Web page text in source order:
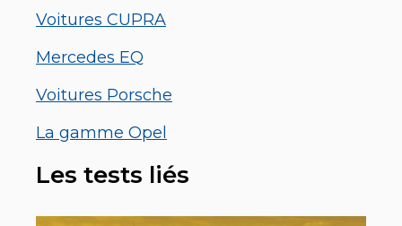
Voitures CUPRA
Mercedes EQ
Voitures Porsche
La gamme Opel
Les tests liés